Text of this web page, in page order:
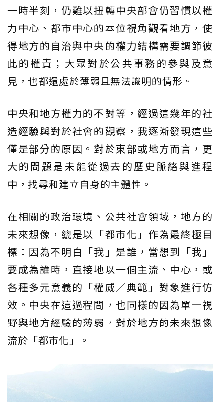
一時半刻，仍難以扭轉中央部會仍習慣以權
力中心、都市中心的本位視角觀看地方，使
得地方的自治與中央的權力結構需要調節彼
此的權責；大眾對於公共事務的參與及意
見，也都還處於薄弱且無法識明的情形。
中央和地方權力的不對等，經過這幾年的社
造經驗與對於社會的觀察，我逐漸發現這些
僅是部分的原因。對於東部或地方而言，更
大的問題是未能從過去的歷史脈絡與進程
中，找尋和建立自身的主體性。
在相關的政治環境、公共社會領域，地方的
未來想像，總是以「都市化」作為最終極目
標：因為不明白「我」是誰，當想到「我」
要成為誰時，直接地以一個主流、中心，或
各種多元意義的「權威／典範」對象進行仿
效。中央在這過程間，也同樣的因為單一視
野與地方經驗的薄弱，對於地方的未來想像
流於「都市化」。